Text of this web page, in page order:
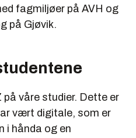
fagmiljøer på AVH og
på Gjøvik.
våre studier. Dette er
vært digitale, som er
i hånda og en